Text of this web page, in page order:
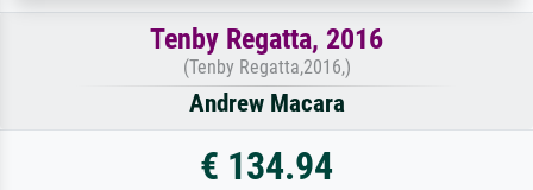
Tenby Regatta, 2016
(Tenby Regatta,2016,)
Andrew Macara
€ 134.94